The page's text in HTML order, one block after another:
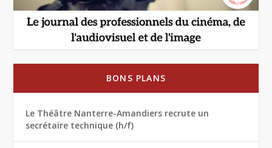
BONS PLANS
Le Théâtre Nanterre-Amandiers recrute un
secrétaire technique (h/f)